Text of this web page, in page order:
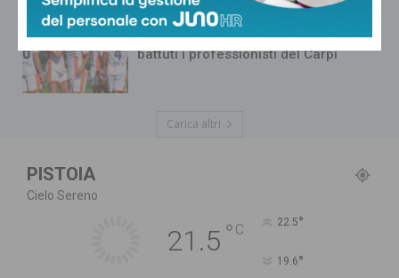
Sport
La Pistoiese parte bene nei test:
battuti i professionisti del Carpi
Carica altri
PISTOIA
Cielo Sereno
21.5 ° C 22.5°
19.6°